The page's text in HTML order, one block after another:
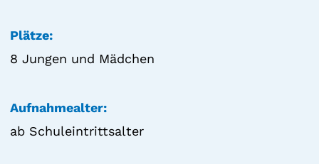
Plätze:
8 Jungen und Mädchen
Aufnahmealter:
ab Schuleintrittsalter